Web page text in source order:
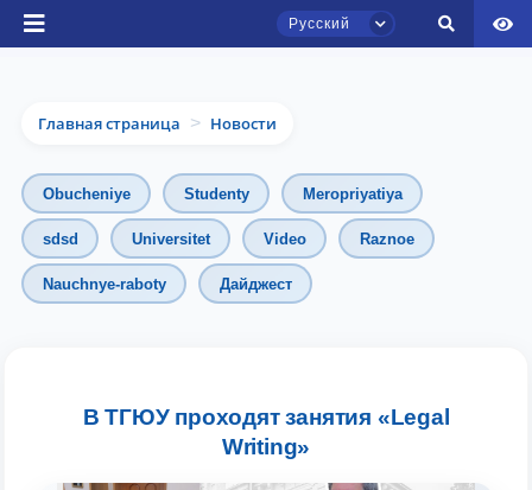
Русский
Главная страница > Новости
Obucheniye Studenty Meropriyatiya
sdsd Universitet Video Raznoe
Nauchnye-raboty Дайджест
В ТГЮУ проходят занятия «Legal
Writing»
Чат приёмной комиссии ТГЮУ
Онлайн
Оставляйте здесь свои обращения по